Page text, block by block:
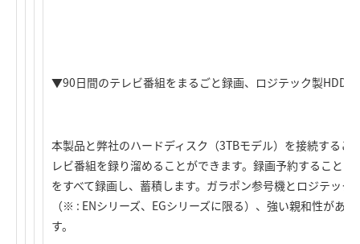
▼90日間のテレビ番組をまるごと録画、ロジテック製HDD
本製品と弊社のハードディスク（3TBモデル）を接続するこ
レビ番組を録り溜めることができます。録画予約すること
をすべて録画し、蓄積します。ガラポン参号機とロジテッ
（※ : ENシリーズ、EGシリーズに限る）、強い親和性があ
す。